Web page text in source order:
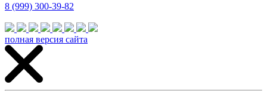
8 (999) 300-39-82
полная версия сайта